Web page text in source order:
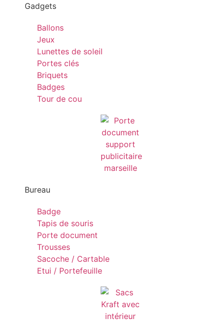
Gadgets
Ballons
Jeux
Lunettes de soleil
Portes clés
Briquets
Badges
Tour de cou
Bureau
Badge
Tapis de souris
Porte document
Trousses
Sacoche / Cartable
Etui / Portefeuille